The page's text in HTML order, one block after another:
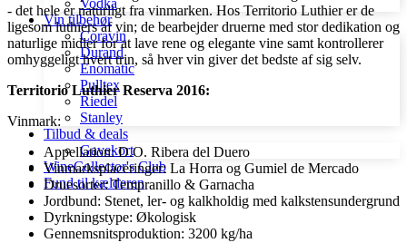
Vodka
Vin tilbehør
Coravin
Durand
Enomatic
Pulltex
Riedel
Stanley
Tilbud & deals
Gavekort
WineCollector's Club
Fund til kælderen
- det hele er naturligt fra vinmarken. Hos Territorio Luthier er de
ligesom luthiers af vin; de bearbejder druerne med stor dedikation og
naturlige midler for at lave rene og elegante vine samt kontrollerer
omhyggeligt hvert trin, så hver vin giver det bedste af sig selv.
Territorio Luthier Reserva 2016:
Vinmark:
Appellation: D.O. Ribera del Duero
Vinmarksplaceringer: La Horra og Gumiel de Mercado
Druesorter: Tempranillo & Garnacha
Jordbund: Stenet, ler- og kalkholdig med kalkstensundergrund
Dyrkningstype: Økologisk
Gennemsnitsproduktion: 3200 kg/ha